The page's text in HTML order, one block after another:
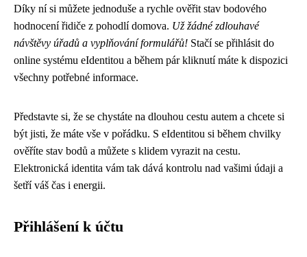
Díky ní si můžete jednoduše a rychle ověřit stav bodového
hodnocení řidiče z pohodlí domova. Už žádné zdlouhavé
návštěvy úřadů a vyplňování formulářů! Stačí se přihlásit do
online systému eIdentitou a během pár kliknutí máte k dispozici
všechny potřebné informace.
Představte si, že se chystáte na dlouhou cestu autem a chcete si
být jisti, že máte vše v pořádku. S eIdentitou si během chvilky
ověříte stav bodů a můžete s klidem vyrazit na cestu.
Elektronická identita vám tak dává kontrolu nad vašimi údaji a
šetří váš čas i energii.
Přihlášení k účtu